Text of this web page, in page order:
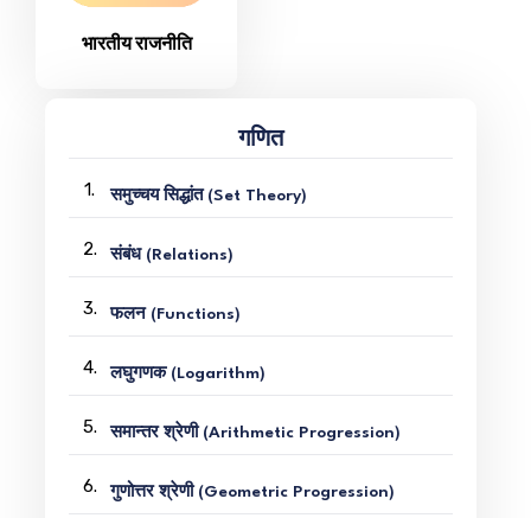
भारतीय राजनीति
गणित
1. समुच्चय सिद्धांत (Set Theory)
2. संबंध (Relations)
3. फलन (Functions)
4. लघुगणक (Logarithm)
5. समान्तर श्रेणी (Arithmetic Progression)
6. गुणोत्तर श्रेणी (Geometric Progression)